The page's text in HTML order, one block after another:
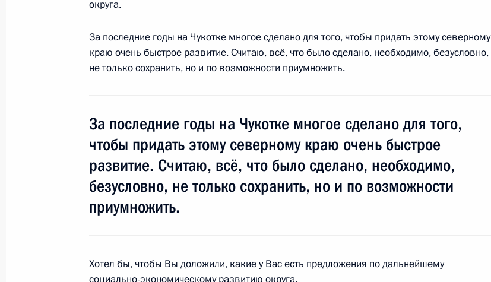
Абдуллаху Гюлю в связи с террористическими актами в Стамбуле,
повлёкшими человеческие жертвы
28 июля 2008 года, 14:00
Дмитрий Медведев поздравил кинорежиссёра, сценариста
Сергея Бодрова с 60-летием
28 июля 2008 года, 10:30
Дмитрий Медведев поздравил композитора Александра Колкера
округа.
За последние годы на Чукотке многое сделано для того, чтобы придать этому северному
краю очень быстрое развитие. Считаю, всё, что было сделано, необходимо, безусловно,
не только сохранить, но и по возможности приумножить.
За последние годы на Чукотке многое сделано для того,
чтобы придать этому северному краю очень быстрое
развитие. Считаю, всё, что было сделано, необходимо,
безусловно, не только сохранить, но и по возможности
приумножить.
Хотел бы, чтобы Вы доложили, какие у Вас есть предложения по дальнейшему
социально-экономическому развитию округа.